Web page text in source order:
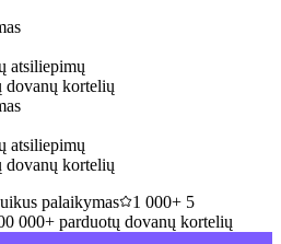
atsiliepimų
dovanų kortelių
atsiliepimų
dovanų kortelių
palaikymas
1 000+ 5
000+ parduotų dovanų kortelių